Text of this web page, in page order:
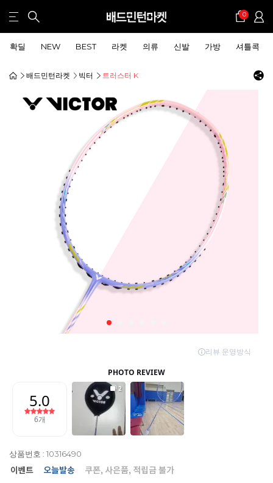
0
확딜 NEW BEST 라켓 의류 신발 가방 셔틀콕
배드민턴라켓 빅터 트러스터 K
상품번호 : 10316490